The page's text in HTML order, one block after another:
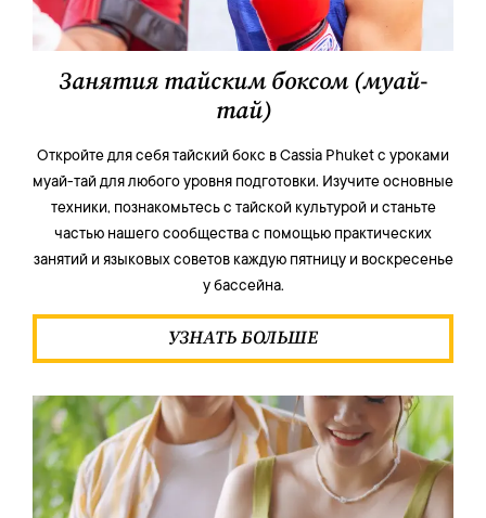
Занятия тайским боксом (муай-
тай)
Откройте для себя тайский бокс в Cassia Phuket с уроками
муай-тай для любого уровня подготовки. Изучите основные
техники, познакомьтесь с тайской культурой и станьте
частью нашего сообщества с помощью практических
занятий и языковых советов каждую пятницу и воскресенье
у бассейна.
УЗНАТЬ БОЛЬШЕ